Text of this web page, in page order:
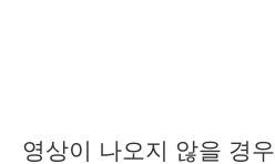
영상이 나오지 않을 경우